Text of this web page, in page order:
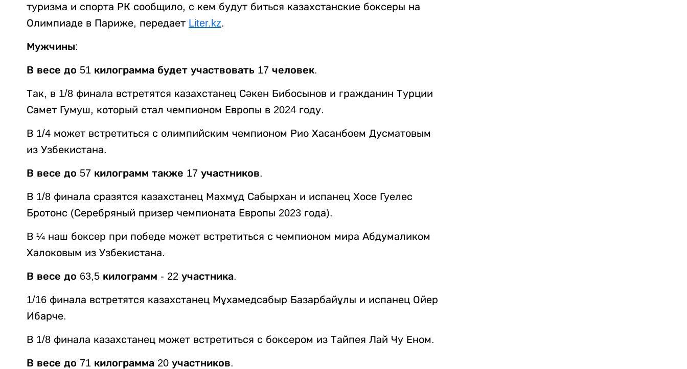
туризма и спорта РК сообщило, с кем будут биться казахстанские боксеры на
Олимпиаде в Париже, передает Liter.kz.
Мужчины:
В весе до 51 килограмма будет участвовать 17 человек.
Так, в 1/8 финала встретятся казахстанец Сәкен Бибосынов и гражданин Турции
Самет Гумуш, который стал чемпионом Европы в 2024 году.
В 1/4 может встретиться с олимпийским чемпионом Рио Хасанбоем Дусматовым
из Узбекистана.
В весе до 57 килограмм также 17 участников.
В 1/8 финала сразятся казахстанец Махмұд Сабырхан и испанец Хосе Гуелес
Бротонс (Серебряный призер чемпионата Европы 2023 года).
В ¼ наш боксер при победе может встретиться с чемпионом мира Абдумаликом
Халоковым из Узбекистана.
В весе до 63,5 килограмм - 22 участника.
1/16 финала встретятся казахстанец Мұхамедсабыр Базарбайұлы и испанец Ойер
Ибарче.
В 1/8 финала казахстанец может встретиться с боксером из Тайпея Лай Чу Еном.
В весе до 71 килограмма 20 участников.